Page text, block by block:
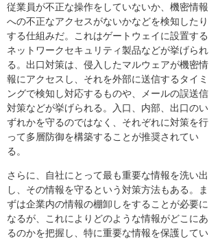
従業員が不正な操作をしていないか、機密情報
への不正なアクセスがないかなどを検知したり
する仕組みだ。これはゲートウェイに設置する
ネットワークセキュリティ製品などが挙げられ
る。出口対策は、侵入したマルウェアが機密情
報にアクセスし、それを外部に送信するタイミ
ングで検知し対応するものや、メールの誤送信
対策などが挙げられる。入口、内部、出口のい
ずれかを守るのではなく、それぞれに対策を行
って多層防御を構築することが推奨されてい
る。
さらに、自社にとって最も重要な情報を洗い出
し、その情報を守るという対策方法もある。ま
ずは企業内の情報の棚卸しをすることが必要に
なるが、これによりどのような情報がどこにあ
るのかを把握し、特に重要な情報を保護してい